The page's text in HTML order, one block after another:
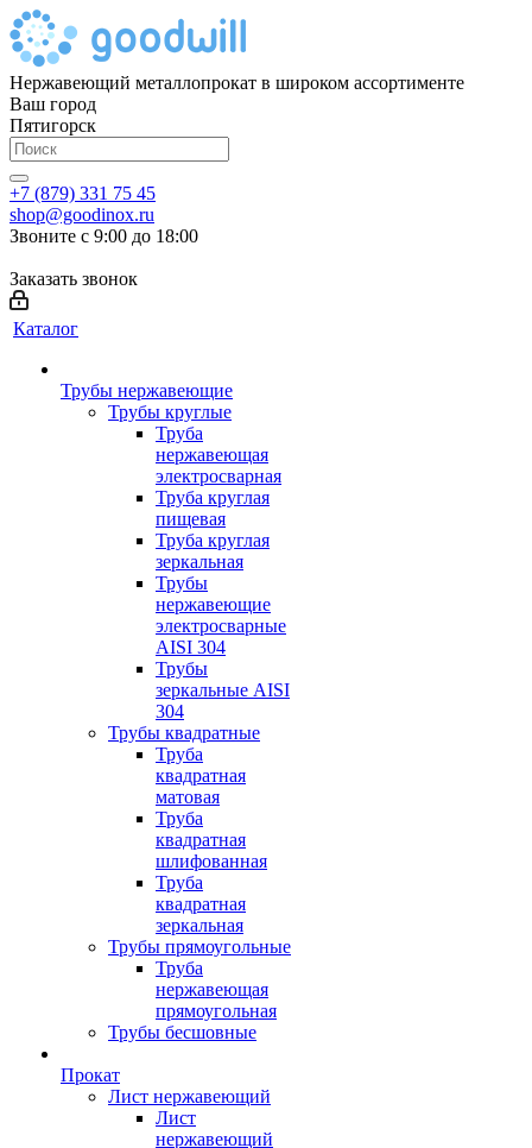
Нержавеющий металлопрокат в широком ассортименте
Ваш город
Пятигорск
+7 (879) 331 75 45
shop@goodinox.ru
Звоните с 9:00 до 18:00
Заказать звонок
Каталог
Трубы нержавеющие
Трубы круглые
Труба
нержавеющая
электросварная
Труба круглая
пищевая
Труба круглая
зеркальная
Трубы
нержавеющие
электросварные
AISI 304
Трубы
зеркальные AISI
304
Трубы квадратные
Труба
квадратная
матовая
Труба
квадратная
шлифованная
Труба
квадратная
зеркальная
Трубы прямоугольные
Труба
нержавеющая
прямоугольная
Трубы бесшовные
Прокат
Лист нержавеющий
Лист
нержавеющий